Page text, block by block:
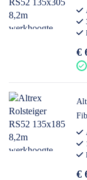
€
€